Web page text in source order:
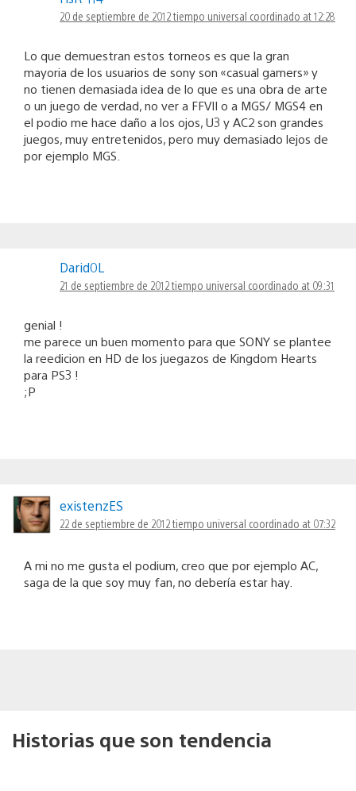
20 de septiembre de 2012 tiempo universal coordinado at 12:28
Lo que demuestran estos torneos es que la gran
mayoria de los usuarios de sony son «casual gamers» y
no tienen demasiada idea de lo que es una obra de arte
o un juego de verdad, no ver a FFVII o a MGS/ MGS4 en
el podio me hace daño a los ojos, U3 y AC2 son grandes
juegos, muy entretenidos, pero muy demasiado lejos de
por ejemplo MGS.
Darid0L
21 de septiembre de 2012 tiempo universal coordinado at 09:31
genial !
me parece un buen momento para que SONY se plantee
la reedicion en HD de los juegazos de Kingdom Hearts
para PS3 !
;P
existenzES
22 de septiembre de 2012 tiempo universal coordinado at 07:32
A mi no me gusta el podium, creo que por ejemplo AC,
saga de la que soy muy fan, no debería estar hay.
Historias que son tendencia